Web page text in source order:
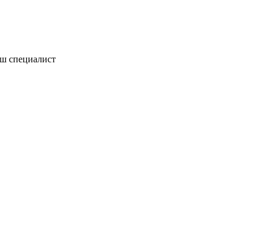
специалист